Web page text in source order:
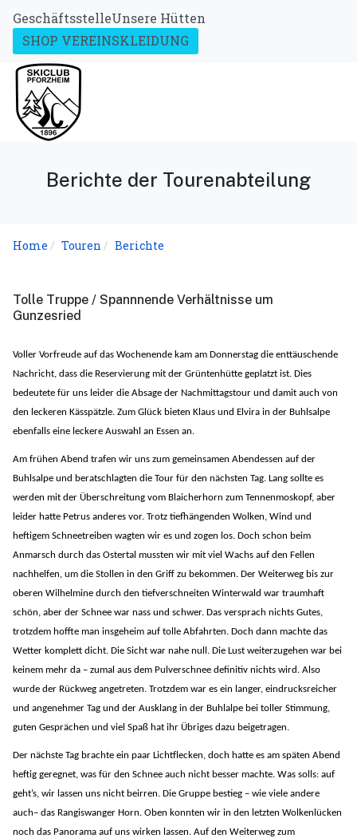
GeschäftsstelleUnsere Hütten
SHOP VEREINSKLEIDUNG
Berichte der Tourenabteilung
Home Touren Berichte
Tolle Truppe / Spannnende Verhältnisse um
Gunzesried
Voller Vorfreude auf das Wochenende kam am Donnerstag die enttäuschende
Nachricht, dass die Reservierung mit der Grüntenhütte geplatzt ist. Dies
bedeutete für uns leider die Absage der Nachmittagstour und damit auch von
den leckeren Kässpätzle. Zum Glück bieten Klaus und Elvira in der Buhlsalpe
ebenfalls eine leckere Auswahl an Essen an.
Am frühen Abend trafen wir uns zum gemeinsamen Abendessen auf der
Buhlsalpe und beratschlagten die Tour für den nächsten Tag. Lang sollte es
werden mit der Überschreitung vom Blaicherhorn zum Tennenmoskopf, aber
leider hatte Petrus anderes vor. Trotz tiefhängenden Wolken, Wind und
heftigem Schneetreiben wagten wir es und zogen los. Doch schon beim
Anmarsch durch das Ostertal mussten wir mit viel Wachs auf den Fellen
nachhelfen, um die Stollen in den Griff zu bekommen. Der Weiterweg bis zur
oberen Wilhelmine durch den tiefverschneiten Winterwald war traumhaft
schön, aber der Schnee war nass und schwer. Das versprach nichts Gutes,
trotzdem hoffte man insgeheim auf tolle Abfahrten. Doch dann machte das
Wetter komplett dicht. Die Sicht war nahe null. Die Lust weiterzugehen war bei
keinem mehr da – zumal aus dem Pulverschnee definitiv nichts wird. Also
wurde der Rückweg angetreten. Trotzdem war es ein langer, eindrucksreicher
und angenehmer Tag und der Ausklang in der Buhlalpe bei toller Stimmung,
guten Gesprächen und viel Spaß hat ihr Übriges dazu beigetragen.
Der nächste Tag brachte ein paar Lichtflecken, doch hatte es am späten Abend
heftig geregnet, was für den Schnee auch nicht besser machte. Was solls: auf
geht’s, wir lassen uns nicht beirren. Die Gruppe bestieg – wie viele andere
auch– das Rangiswanger Horn. Oben konnten wir in den letzten Wolkenlücken
noch das Panorama auf uns wirken lassen. Auf den Weiterweg zum